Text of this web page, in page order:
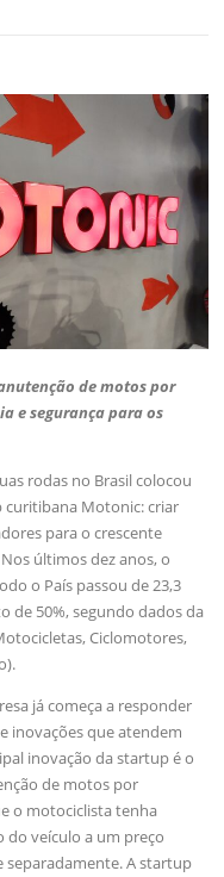
de motos por
e segurança para os
rodas no Brasil colocou
curitibana Motonic: criar
para o crescente
últimos dez anos, o
o País passou de 23,3
de 50%, segundo dados da
Ciclomotores,
já começa a responder
inovações que atendem
inovação da startup é o
de motos por
o motociclista tenha
do veículo a um preço
separadamente. A startup